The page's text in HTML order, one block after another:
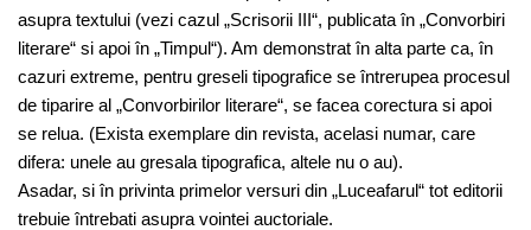
asupra textului (vezi cazul „Scrisorii III“, publicata în „Convorbiri
literare“ si apoi în „Timpul“). Am demonstrat în alta parte ca, în
cazuri extreme, pentru greseli tipografice se întrerupea procesul
de tiparire al „Convorbirilor literare“, se facea corectura si apoi
se relua. (Exista exemplare din revista, acelasi numar, care
difera: unele au gresala tipografica, altele nu o au).
Asadar, si în privinta primelor versuri din „Luceafarul“ tot editorii
trebuie întrebati asupra vointei auctoriale.